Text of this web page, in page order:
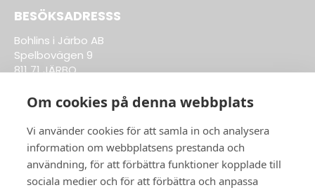
Om cookies på denna webbplats
Vi använder cookies för att samla in och analysera
information om webbplatsens prestanda och
användning, för att förbättra funktioner kopplade till
sociala medier och för att förbättra och anpassa
BESÖKSADRESSS
Bohlins i Järbo AB
Spelbovägen 9
811 71 JÄRBO
ÖPPETTIDER BUTIK:
Vardagar 8-17